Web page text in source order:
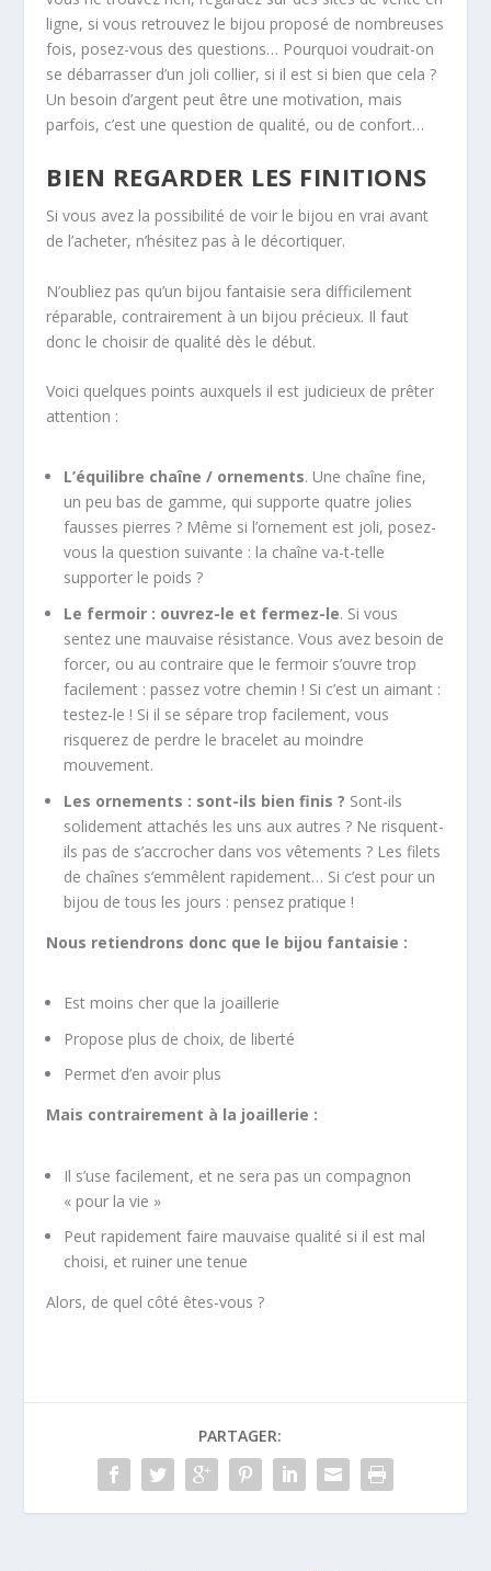
ligne, si vous retrouvez le bijou proposé de nombreuses
fois, posez-vous des questions… Pourquoi voudrait-on
se débarrasser d’un joli collier, si il est si bien que cela ?
Un besoin d’argent peut être une motivation, mais
parfois, c’est une question de qualité, ou de confort…
BIEN REGARDER LES FINITIONS
Si vous avez la possibilité de voir le bijou en vrai avant
de l’acheter, n’hésitez pas à le décortiquer.
N’oubliez pas qu’un bijou fantaisie sera difficilement
réparable, contrairement à un bijou précieux. Il faut
donc le choisir de qualité dès le début.
Voici quelques points auxquels il est judicieux de prêter
attention :
L’équilibre chaîne / ornements. Une chaîne fine,
un peu bas de gamme, qui supporte quatre jolies
fausses pierres ? Même si l’ornement est joli, posez-
vous la question suivante : la chaîne va-t-telle
supporter le poids ?
Le fermoir : ouvrez-le et fermez-le. Si vous
sentez une mauvaise résistance. Vous avez besoin de
forcer, ou au contraire que le fermoir s’ouvre trop
facilement : passez votre chemin ! Si c’est un aimant :
testez-le ! Si il se sépare trop facilement, vous
risquerez de perdre le bracelet au moindre
mouvement.
Les ornements : sont-ils bien finis ? Sont-ils
solidement attachés les uns aux autres ? Ne risquent-
ils pas de s’accrocher dans vos vêtements ? Les filets
de chaînes s’emmêlent rapidement… Si c’est pour un
bijou de tous les jours : pensez pratique !
Nous retiendrons donc que le bijou fantaisie :
Est moins cher que la joaillerie
Propose plus de choix, de liberté
Permet d’en avoir plus
Mais contrairement à la joaillerie :
Il s’use facilement, et ne sera pas un compagnon
« pour la vie »
Peut rapidement faire mauvaise qualité si il est mal
choisi, et ruiner une tenue
Alors, de quel côté êtes-vous ?
PARTAGER: